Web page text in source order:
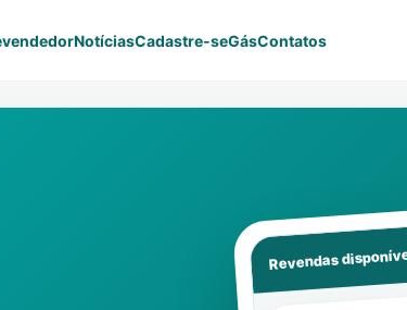
NotíciasCadastre-seGásContatos
Revendas